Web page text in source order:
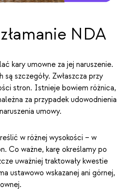
NDA
kary umowne za jej naruszenie.
szczegóły. Zwłaszcza przy
stron. Istnieje bowiem różnica,
za przypadek udowodnienia
umowy.
w różnej wysokości – w
Co ważne, karę określamy po
uważniej traktowały kwestie
ustawowo wskazanej ani górnej,